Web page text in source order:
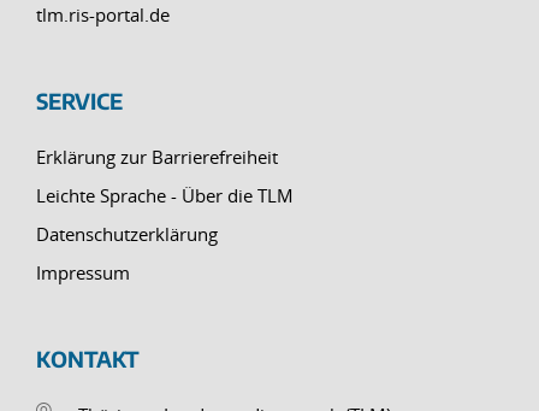
tlm.ris-portal.de
SERVICE
Erklärung zur Barrierefreiheit
Leichte Sprache - Über die TLM
Datenschutzerklärung
Impressum
KONTAKT